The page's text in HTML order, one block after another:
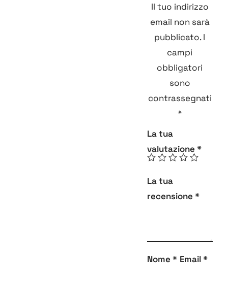
Il tuo indirizzo
email non sarà
pubblicato. I
campi
obbligatori
sono
contrassegnati
*
La tua
valutazione *
La tua
recensione *
Nome * Email*